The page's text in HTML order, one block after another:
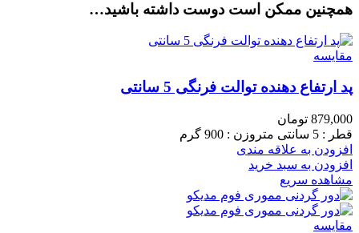
همچنین ممکن است دوست داشته باشید…
مقایسه
پد ارتفاع دهنده توالت فرنگی 5 سانتی
879,000 تومان
قطر : 5 سانتی متروزن : 900 گرم
افزودن به علاقه مندی
افزودن به سبد خرید
مشاهده سریع
مقایسه